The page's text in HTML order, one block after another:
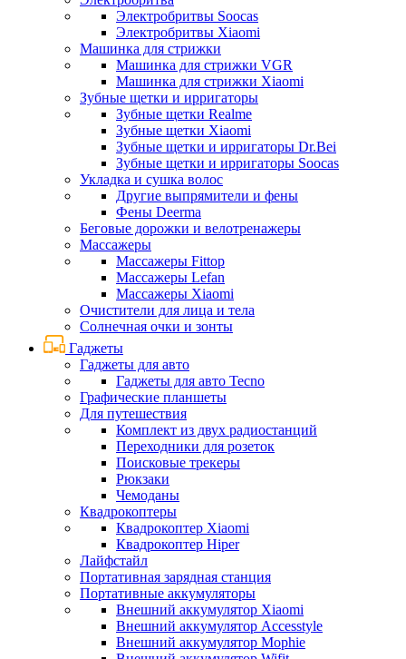
Электробритвы Soocas
Электробритвы Xiaomi
Машинка для стрижки
Машинка для стрижки VGR
Машинка для стрижки Xiaomi
Зубные щетки и ирригаторы
Зубные щетки Realme
Зубные щетки Xiaomi
Зубные щетки и ирригаторы Dr.Bei
Зубные щетки и ирригаторы Soocas
Укладка и сушка волос
Другие выпрямители и фены
Фены Deerma
Беговые дорожки и велотренажеры
Массажеры
Массажеры Fittop
Массажеры Lefan
Массажеры Xiaomi
Очистители для лица и тела
Солнечная очки и зонты
Гаджеты
Гаджеты для авто
Гаджеты для авто Tecno
Графические планшеты
Для путешествия
Комплект из двух радиостанций
Переходники для розеток
Поисковые трекеры
Рюкзаки
Чемоданы
Квадрокоптеры
Квадрокоптер Xiaomi
Квадрокоптер Hiper
Лайфстайл
Портативная зарядная станция
Портативные аккумуляторы
Внешний аккумулятор Xiaomi
Внешний аккумулятор Accesstyle
Внешний аккумулятор Mophie